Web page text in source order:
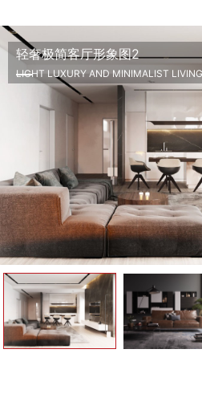
轻奢极简客厅形象图2
LIGHT LUXURY AND MINIMALIST